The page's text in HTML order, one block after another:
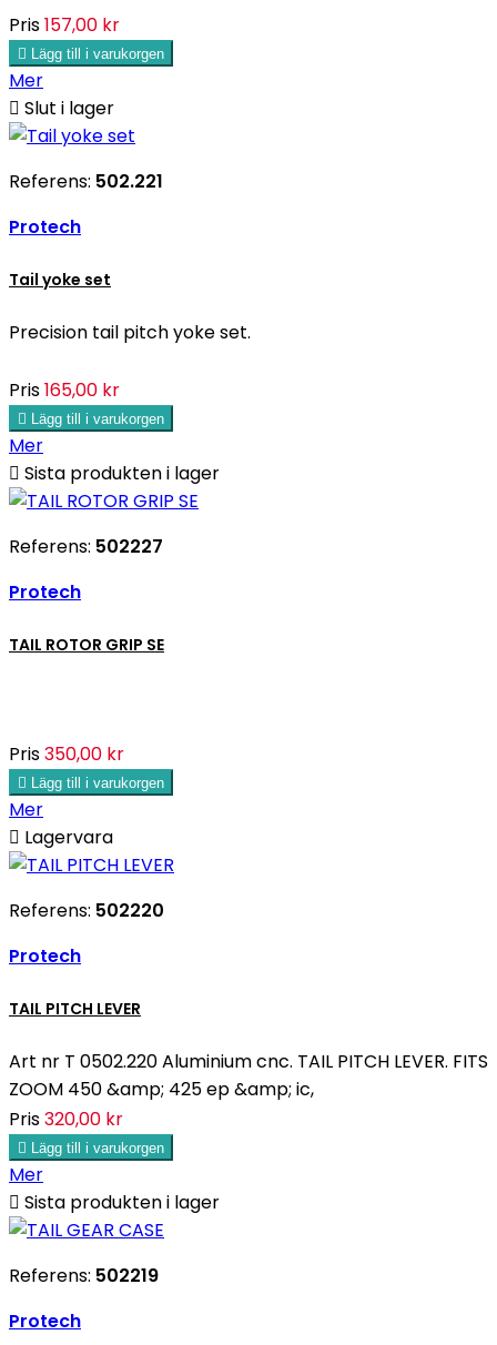
Pris157,00 kr
 Lägg till i varukorgen
Mer
 Slut i lager
Referens: 502.221
Protech
Tail yoke set
Precision tail pitch yoke set.
Pris165,00 kr
 Lägg till i varukorgen
Mer
 Sista produkten i lager
Referens: 502227
Protech
TAIL ROTOR GRIP SE
Pris350,00 kr
 Lägg till i varukorgen
Mer
 Lagervara
Referens: 502220
Protech
TAIL PITCH LEVER
Art nr T 0502.220 Aluminium cnc. TAIL PITCH LEVER. FITS
ZOOM 450 &amp; 425 ep &amp; ic,
Pris320,00 kr
 Lägg till i varukorgen
Mer
 Sista produkten i lager
Referens: 502219
Protech